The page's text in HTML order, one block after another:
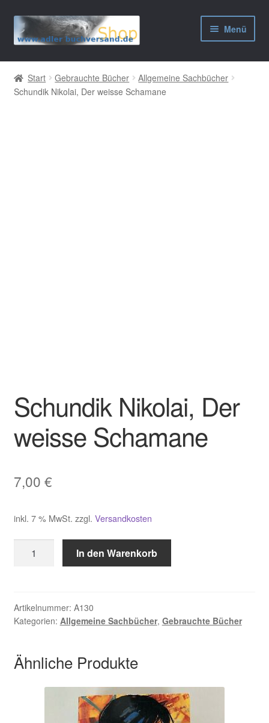
Zur
Navigation
Zum
Inhalt
Menü
AGB
Widerrufsbelehrung
Start Gebrauchte Bücher
Allgemeine Sachbücher
Schundik Nikolai, Der weisse Schamane
Schundik Nikolai, Der
weisse Schamane
7,00 €
inkl. 7 % MwSt. zzgl. Versandkosten
Nikolai,
Schamane
Menge
In den Warenkorb
Artikelnummer: A130
Kategorien: Allgemeine Sachbücher, Gebrauchte Bücher
Ähnliche Produkte